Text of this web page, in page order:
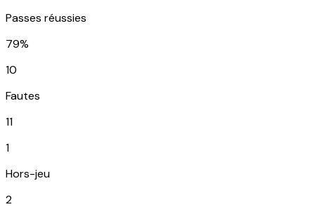
Passes réussies
79%
10
Fautes
11
1
Hors-jeu
2